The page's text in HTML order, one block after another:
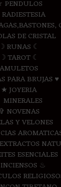
PENDULOS
DE CRISTAL
☽ RUNAS ☾
☽ TAROT ☾
AMULETOS
PARA BRUJAS ♥
★ JOYERIA
✞ NOVENAS
Y VELONES
ESENCIALES
♨